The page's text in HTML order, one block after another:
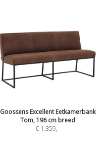
Goossens Excellent Eetkamerbank
Tom, 196 cm breed
€ 1.359,-